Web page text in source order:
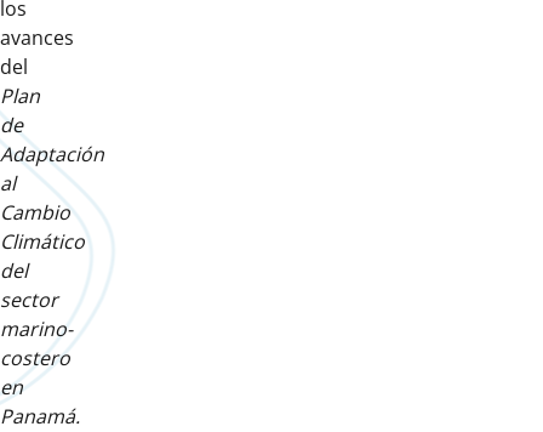
los
avances
del
Plan
de
Adaptación
al
Cambio
Climático
del
sector
marino-
costero
en
Panamá.